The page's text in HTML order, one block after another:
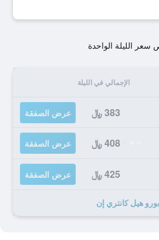
سعر الليلة الواحدة
الإجمالي في الليلة
383 ﷼ عرض الصفقة
408 ﷼ عرض الصفقة
425 ﷼ عرض الصفقة